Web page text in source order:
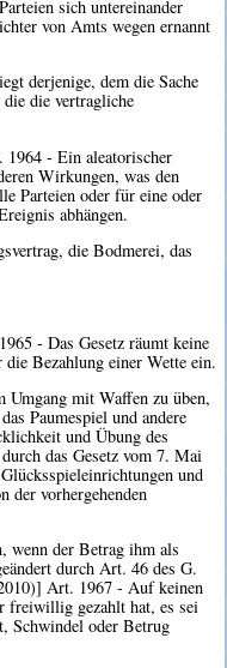
sich untereinander
von Amts wegen ernannt
derjenige, dem die Sache
die vertragliche
- Ein aleatorischer
Wirkungen, was den
Parteien oder für eine oder
abhängen.
die Bodmerei, das
- Das Gesetz räumt keine
Bezahlung einer Wette ein.
mit Waffen zu üben,
Paumespiel und andere
und Übung des
das Gesetz vom 7. Mai
und
der vorhergehenden
wenn der Betrag ihm als
durch Art. 46 des G.
Art. 1967 - Auf keinen
freiwillig gezahlt hat, es sei
Schwindel oder Betrug